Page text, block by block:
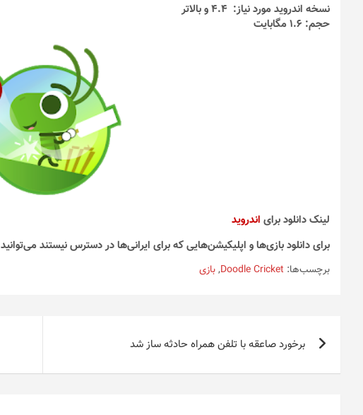
نسخه اندروید مورد نیاز: 4.4 و بالاتر
حجم: 1.6 مگابایت
لینک دانلود برای اندروید
برای دانلود بازی‌ها و اپلیکیشن‌هایی که برای ایرانی‌ها در دسترس نیستند می‌توانید
برچسب‌ها: Doodle Cricket
,بازی
راهبری
نوشتهبرخورد صاعقه با تلفن همراه حادثه ساز شد